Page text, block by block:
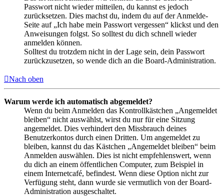
Passwort nicht wieder mitteilen, du kannst es jedoch
zurücksetzen. Dies machst du, indem du auf der Anmelde-
Seite auf „Ich habe mein Passwort vergessen“ klickst und den
Anweisungen folgst. So solltest du dich schnell wieder
anmelden können.
Solltest du trotzdem nicht in der Lage sein, dein Passwort
zurückzusetzen, so wende dich an die Board-Administration.
Nach oben
Warum werde ich automatisch abgemeldet?
Wenn du beim Anmelden das Kontrollkästchen „Angemeldet
bleiben“ nicht auswählst, wirst du nur für eine Sitzung
angemeldet. Dies verhindert den Missbrauch deines
Benutzerkontos durch einen Dritten. Um angemeldet zu
bleiben, kannst du das Kästchen „Angemeldet bleiben“ beim
Anmelden auswählen. Dies ist nicht empfehlenswert, wenn
du dich an einem öffentlichen Computer, zum Beispiel in
einem Internetcafé, befindest. Wenn diese Option nicht zur
Verfügung steht, dann wurde sie vermutlich von der Board-
Administration ausgeschaltet.